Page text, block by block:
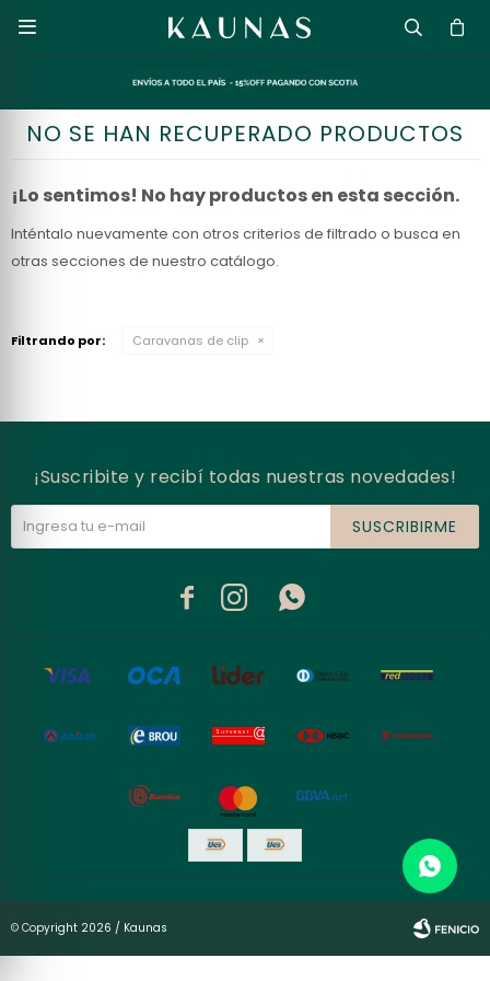

NO SE HAN RECUPERADO PRODUCTOS
¡Lo sentimos! No hay productos en esta sección.
Inténtalo nuevamente con otros criterios de filtrado o busca en
otras secciones de nuestro catálogo.
Filtrando por: Caravanas de clip
¡Suscribite y recibí todas nuestras novedades!
SUSCRIBIRME
  
© Copyright 2026 / Kaunas